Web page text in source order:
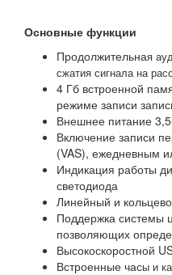
Основные функции
Продолжительная
сжатия сигнала на
4 Гб встроенной
режиме записи
Внешнее питание
Включение записи
(VAS), ежедневным
Индикация работы
светодиода
Линейный и
Поддержка системы
позволяющих
Высокоскоростной
Встроенные часы и